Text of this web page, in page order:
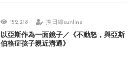
152,218 換日線sunline
以亞斯作為一面鏡子／《不動怒，與亞斯
伯格症孩子親近溝通》